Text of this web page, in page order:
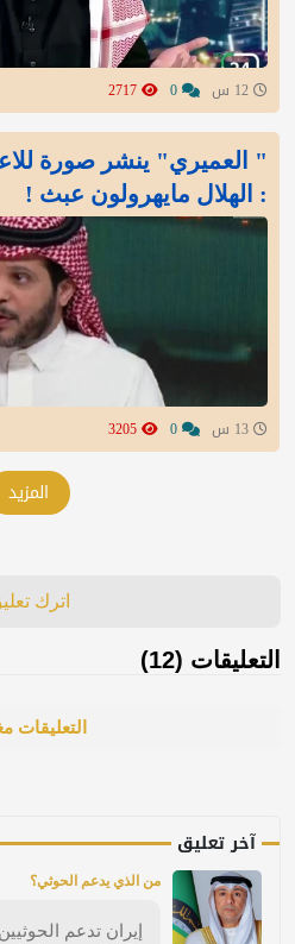
" العميري" ينشر صورة
: الهلال مايهرولون عبث !
المزيد
اترك
التعليقات (12)
التعليقات
آخر تعليق
من الذي يدعم الحوثي؟
إيران تدعم